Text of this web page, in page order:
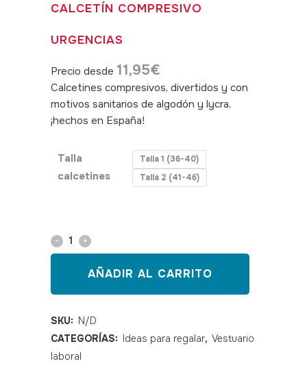
CALCETÍN COMPRESIVO
URGENCIAS
Precio desde 11,95€
Calcetines compresivos, divertidos y con
motivos sanitarios de algodón y lycra,
¡hechos en España!
Talla
calcetines
Talla 1 (36-40)
Talla 2 (41-46)
Calcetín
compresivo
Urgencias
quantity
AÑADIR AL CARRITO
SKU: N/D
CATEGORÍAS: Ideas para regalar, Vestuario
laboral